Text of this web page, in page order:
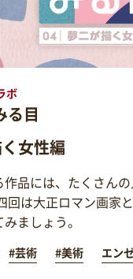
ボ
る目
女性編
品には、たくさん
回は大正ロマン画家
ましょう。
#芸術 #美術 エン